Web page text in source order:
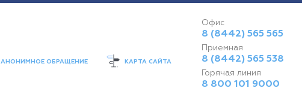
АНОНИМНОЕ ОБРАЩЕНИЕ КАРТА САЙТА
Офис
8 (8442) 565 565
Приемная
8 (8442) 565 538
Горячая линия
8 800 101 9000